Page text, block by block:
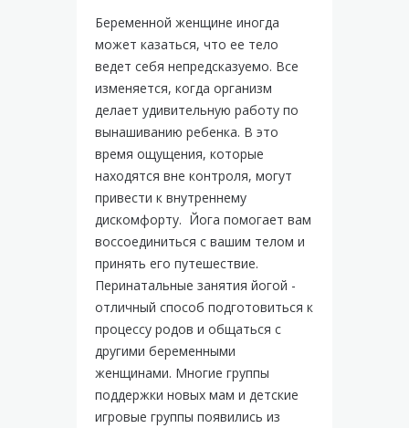
Беременной женщине иногда
может казаться, что ее тело
ведет себя непредсказуемо. Все
изменяется, когда организм
делает удивительную работу по
вынашиванию ребенка. В это
время ощущения, которые
находятся вне контроля, могут
привести к внутреннему
дискомфорту. Йога помогает вам
воссоединиться с вашим телом и
принять его путешествие.
Перинатальные занятия йогой -
отличный способ подготовиться к
процессу родов и общаться с
другими беременными
женщинами. Многие группы
поддержки новых мам и детские
игровые группы появились из